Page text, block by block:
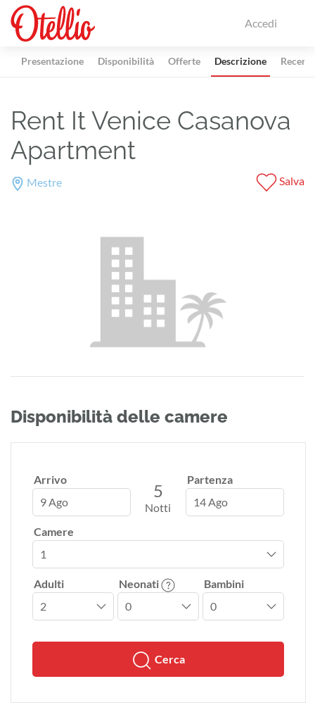
Accedi
Presentazione Disponibilità Offerte Descrizione
Rent It Venice Casanova
Apartment
Mestre Salva
Disponibilità delle camere
Arrivo
9 Ago
5
Notti
Partenza
14 Ago
Camere
Adulti Neonati Bambini
Cerca